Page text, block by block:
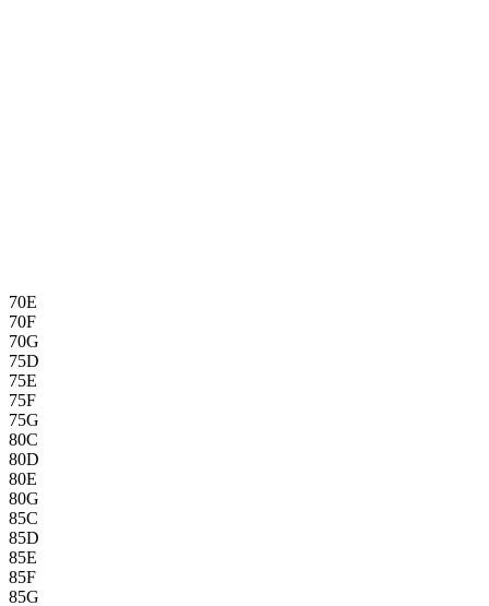
70E
70F
70G
75D
75E
75F
75G
80C
80D
80E
80G
85C
85D
85E
85F
85G